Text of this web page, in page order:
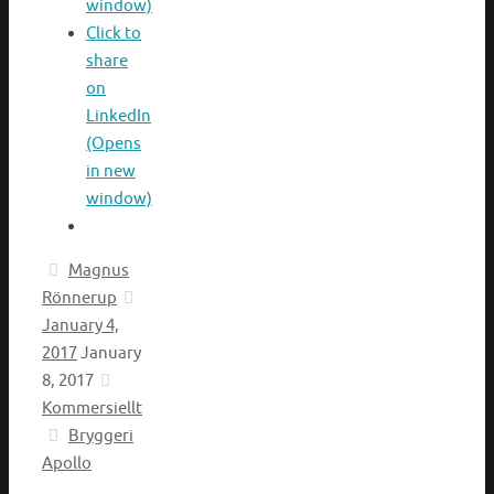
window)
Click to
share
on
LinkedIn
(Opens
in new
window)
Magnus
Rönnerup
January 4,
2017January
8, 2017
Kommersiellt
Bryggeri
Apollo